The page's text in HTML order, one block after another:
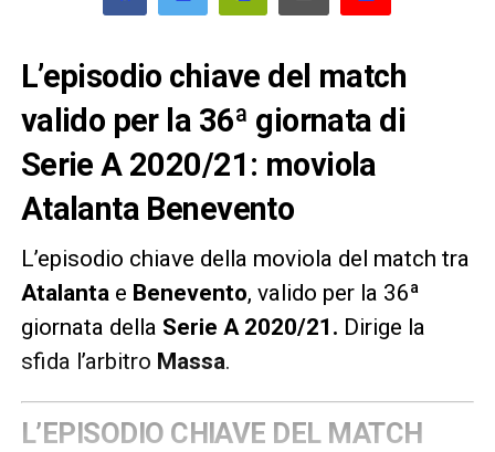
L’episodio chiave del match
valido per la 36ª giornata di
Serie A 2020/21: moviola
Atalanta Benevento
L’episodio chiave della moviola del match tra
Atalanta e Benevento, valido per la 36ª
giornata della Serie A 2020/21 . Dirige la
sfida l’arbitro Massa.
L’EPISODIO CHIAVE DEL MATCH